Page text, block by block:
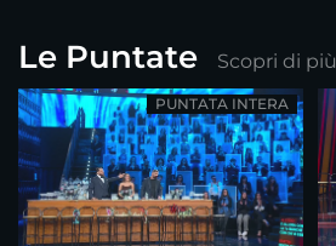
Le Puntate Scopri di più
PUNTATA INTERA